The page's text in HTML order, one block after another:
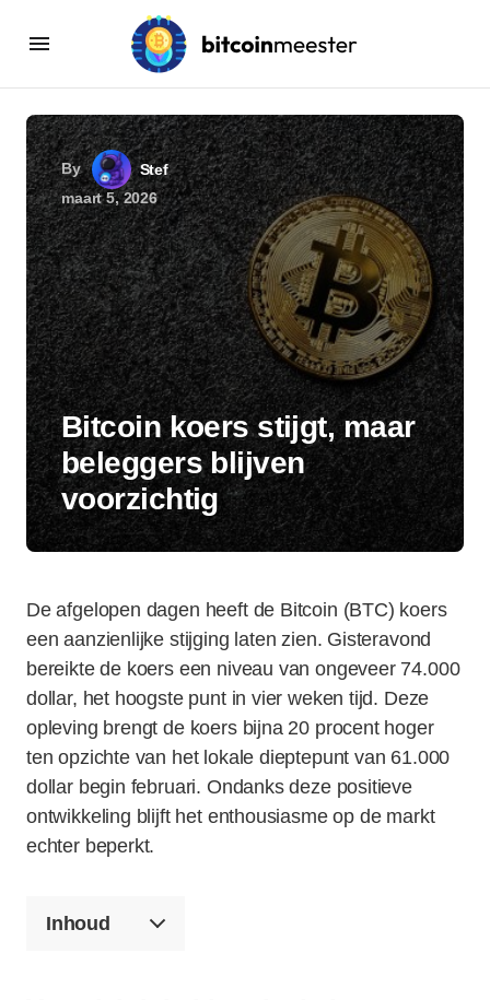
By
Stef
maart 5, 2026
Bitcoin koers stijgt, maar
beleggers blijven
voorzichtig
De afgelopen dagen heeft de Bitcoin (BTC) koers
een aanzienlijke stijging laten zien. Gisteravond
bereikte de koers een niveau van ongeveer 74.000
dollar, het hoogste punt in vier weken tijd. Deze
opleving brengt de koers bijna 20 procent hoger
ten opzichte van het lokale dieptepunt van 61.000
dollar begin februari. Ondanks deze positieve
ontwikkeling blijft het enthousiasme op de markt
echter beperkt.
Inhoud